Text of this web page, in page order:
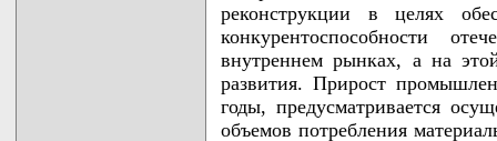
реконструкции в целях
конкурентоспособности
внутреннем рынках, а на
развития. Прирост
годы, предусматривается
объемов потребления